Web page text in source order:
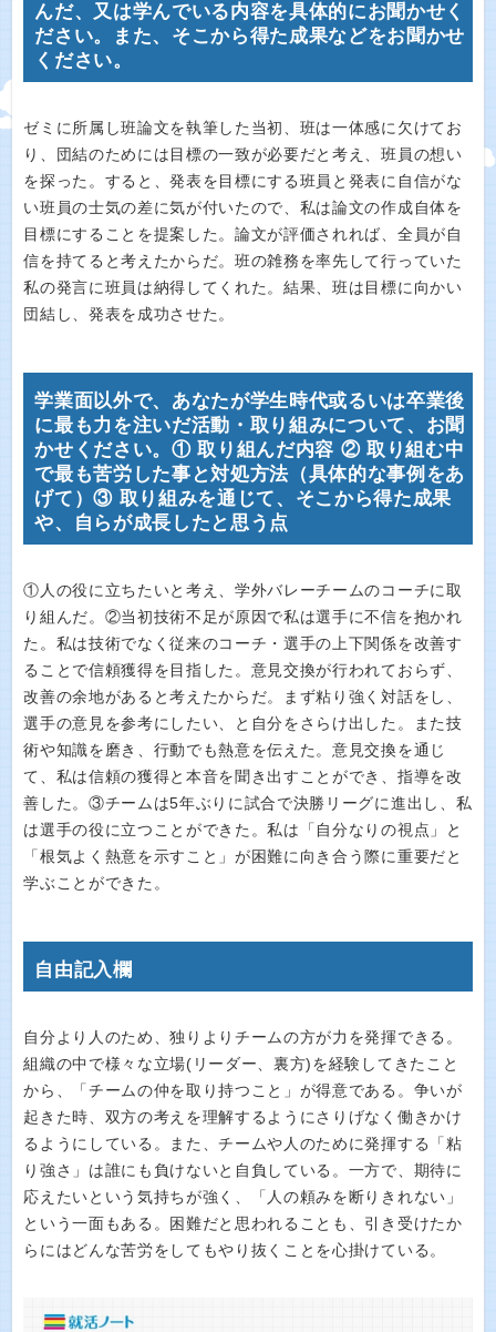
んだ、又は学んでいる内容を具体的にお聞かせく
ださい。また、そこから得た成果などをお聞かせ
ください。
ゼミに所属し班論文を執筆した当初、班は一体感に欠けてお
り、団結のためには目標の一致が必要だと考え、班員の想い
を探った。すると、発表を目標にする班員と発表に自信がな
い班員の士気の差に気が付いたので、私は論文の作成自体を
目標にすることを提案した。論文が評価されれば、全員が自
信を持てると考えたからだ。班の雑務を率先して行っていた
私の発言に班員は納得してくれた。結果、班は目標に向かい
団結し、発表を成功させた。
学業面以外で、あなたが学生時代或るいは卒業後
に最も力を注いだ活動・取り組みについて、お聞
かせください。① 取り組んだ内容 ② 取り組む中
で最も苦労した事と対処方法（具体的な事例をあ
げて）③ 取り組みを通じて、そこから得た成果
や、自らが成長したと思う点
①人の役に立ちたいと考え、学外バレーチームのコーチに取
り組んだ。②当初技術不足が原因で私は選手に不信を抱かれ
た。私は技術でなく従来のコーチ・選手の上下関係を改善す
ることで信頼獲得を目指した。意見交換が行われておらず、
改善の余地があると考えたからだ。まず粘り強く対話をし、
選手の意見を参考にしたい、と自分をさらけ出した。また技
術や知識を磨き、行動でも熱意を伝えた。意見交換を通じ
て、私は信頼の獲得と本音を聞き出すことができ、指導を改
善した。③チームは5年ぶりに試合で決勝リーグに進出し、私
は選手の役に立つことができた。私は「自分なりの視点」と
「根気よく熱意を示すこと」が困難に向き合う際に重要だと
学ぶことができた。
自由記入欄
自分より人のため、独りよりチームの方が力を発揮できる。
組織の中で様々な立場(リーダー、裏方)を経験してきたこと
から、「チームの仲を取り持つこと」が得意である。争いが
起きた時、双方の考えを理解するようにさりげなく働きかけ
るようにしている。また、チームや人のために発揮する「粘
り強さ」は誰にも負けないと自負している。一方で、期待に
応えたいという気持ちが強く、「人の頼みを断りきれない」
という一面もある。困難だと思われることも、引き受けたか
らにはどんな苦労をしてもやり抜くことを心掛けている。